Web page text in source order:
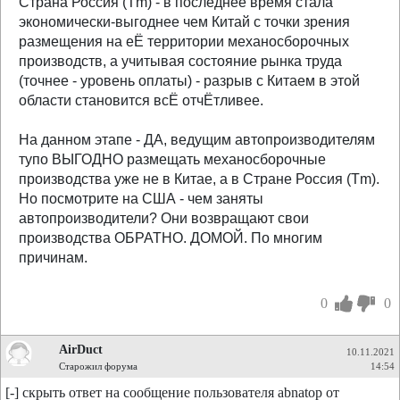
экономически-выгоднее чем Китай с точки зрения
размещения на еЁ территории механосборочных
производств, а учитывая состояние рынка труда
(точнее - уровень оплаты) - разрыв с Китаем в этой
области становится всЁ отчЁтливее.
На данном этапе - ДА, ведущим автопроизводителям
тупо ВЫГОДНО размещать механосборочные
производства уже не в Китае, а в Стране Россия (Tm).
Но посмотрите на США - чем заняты
автопроизводители? Они возвращают свои
производства ОБРАТНО. ДОМОЙ. По многим
причинам.
0 0
AirDuct
Старожил форума
10.11.2021
14:54
[-] скрыть ответ на сообщение пользователя abnatop от